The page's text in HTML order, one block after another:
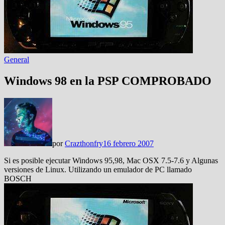
General
Windows 98 en la PSP COMPROBADO
porCrazthonfry16 febrero 2007
Si es posible ejecutar Windows 95,98, Mac OSX 7.5-7.6 y Algunas
versiones de Linux. Utilizando un emulador de PC llamado
BOSCH